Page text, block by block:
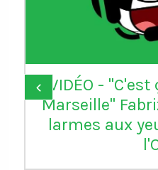
VIDÉO -
Marseille"
larmes aux
‹